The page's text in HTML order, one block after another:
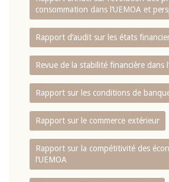
consommation dans l‘UEMOA et
Rapport d‘audit sur les états
Revue de la stabilité financière dans
Rapport sur les conditions de
Rapport sur le commerce extérieur
Rapport sur la compétitivité des
l‘UEMOA